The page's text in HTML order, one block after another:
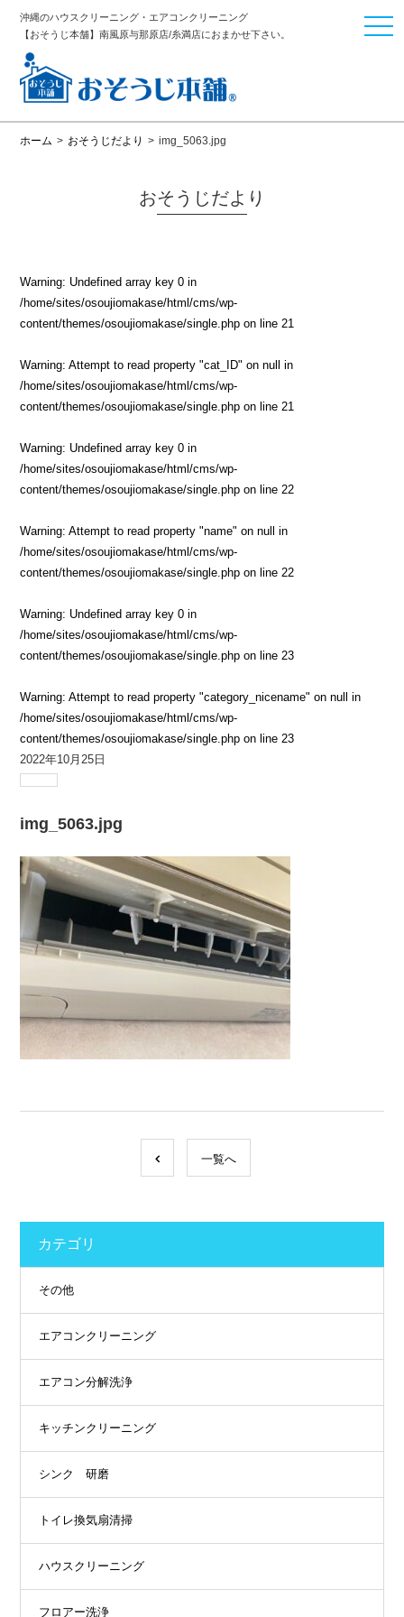
沖縄のハウスクリーニング・エアコンクリーニング
【おそうじ本舗】南風原与那原店/糸満店におまかせ下さい。
ホーム > おそうじだより > img_5063.jpg
おそうじだより
Warning: Undefined array key 0 in
/home/sites/osoujiomakase/html/cms/wp-
content/themes/osoujiomakase/single.php on line 21
Warning: Attempt to read property "cat_ID" on null in
/home/sites/osoujiomakase/html/cms/wp-
content/themes/osoujiomakase/single.php on line 21
Warning: Undefined array key 0 in
/home/sites/osoujiomakase/html/cms/wp-
content/themes/osoujiomakase/single.php on line 22
Warning: Attempt to read property "name" on null in
/home/sites/osoujiomakase/html/cms/wp-
content/themes/osoujiomakase/single.php on line 22
Warning: Undefined array key 0 in
/home/sites/osoujiomakase/html/cms/wp-
content/themes/osoujiomakase/single.php on line 23
Warning: Attempt to read property "category_nicename" on null in
/home/sites/osoujiomakase/html/cms/wp-
content/themes/osoujiomakase/single.php on line 23
2022年10月25日
img_5063.jpg
一覧へ
カテゴリ
その他
エアコンクリーニング
エアコン分解洗浄
キッチンクリーニング
シンク 研磨
トイレ換気扇清掃
ハウスクリーニング
フロアー洗浄